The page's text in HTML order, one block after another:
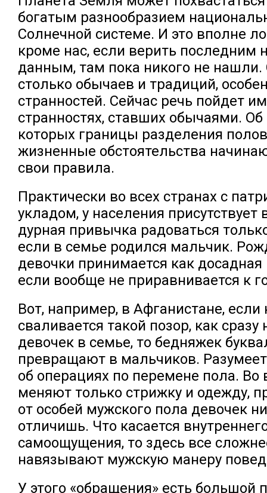
богатым разнообразием
Солнечной системе. И это вполне
кроме нас, если верить последним
данным, там пока никого не нашли.
столько обычаев и традиций,
странностей. Сейчас речь пойдет
странностях, ставших обычаями. Об
которых границы разделения
жизненные обстоятельства
свои правила.
Практически во всех странах с
укладом, у населения присутствует
дурная привычка радоваться
если в семье родился мальчик.
девочки принимается как досадная
если вообще не приравнивается к
Вот, например, в Афганистане,
сваливается такой позор, как сразу
девочек в семье, то бедняжек
превращают в мальчиков.
об операциях по перемене пола. Во
меняют только стрижку и одежду,
от особей мужского пола девочек
отличишь. Что касается
самоощущения, то здесь все
навязывают мужскую манеру
У этого «обращения» есть большой